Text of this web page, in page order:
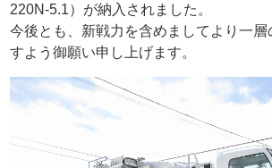
220N-5.1）が納入されました。
今後とも、新戦力を含めましてより一層
すよう御願い申し上げます。